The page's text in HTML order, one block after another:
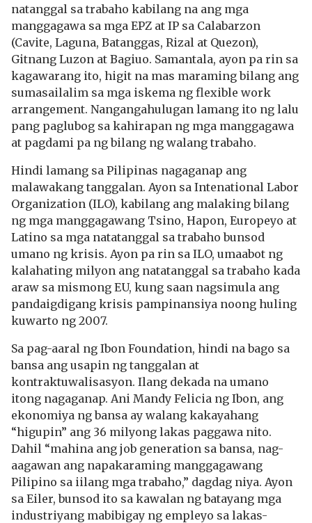
natanggal sa trabaho kabilang na ang mga
manggagawa sa mga EPZ at IP sa Calabarzon
(Cavite, Laguna, Batanggas, Rizal at Quezon),
Gitnang Luzon at Bagiuo. Samantala, ayon pa rin sa
kagawarang ito, higit na mas maraming bilang ang
sumasailalim sa mga iskema ng flexible work
arrangement. Nangangahulugan lamang ito ng lalu
pang paglubog sa kahirapan ng mga manggagawa
at pagdami pa ng bilang ng walang trabaho.
Hindi lamang sa Pilipinas nagaganap ang
malawakang tanggalan. Ayon sa Intenational Labor
Organization (ILO), kabilang ang malaking bilang
ng mga manggagawang Tsino, Hapon, Europeyo at
Latino sa mga natatanggal sa trabaho bunsod
umano ng krisis. Ayon pa rin sa ILO, umaabot ng
kalahating milyon ang natatanggal sa trabaho kada
araw sa mismong EU, kung saan nagsimula ang
pandaigdigang krisis pampinansiya noong huling
kuwarto ng 2007.
Sa pag-aaral ng Ibon Foundation, hindi na bago sa
bansa ang usapin ng tanggalan at
kontraktuwalisasyon. Ilang dekada na umano
itong nagaganap. Ani Mandy Felicia ng Ibon, ang
ekonomiya ng bansa ay walang kakayahang
“higupin” ang 36 milyong lakas paggawa nito.
Dahil “mahina ang job generation sa bansa, nag-
aagawan ang napakaraming manggagawang
Pilipino sa iilang mga trabaho,” dagdag niya. Ayon
sa Eiler, bunsod ito sa kawalan ng batayang mga
industriyang mabibigay ng empleyo sa lakas-